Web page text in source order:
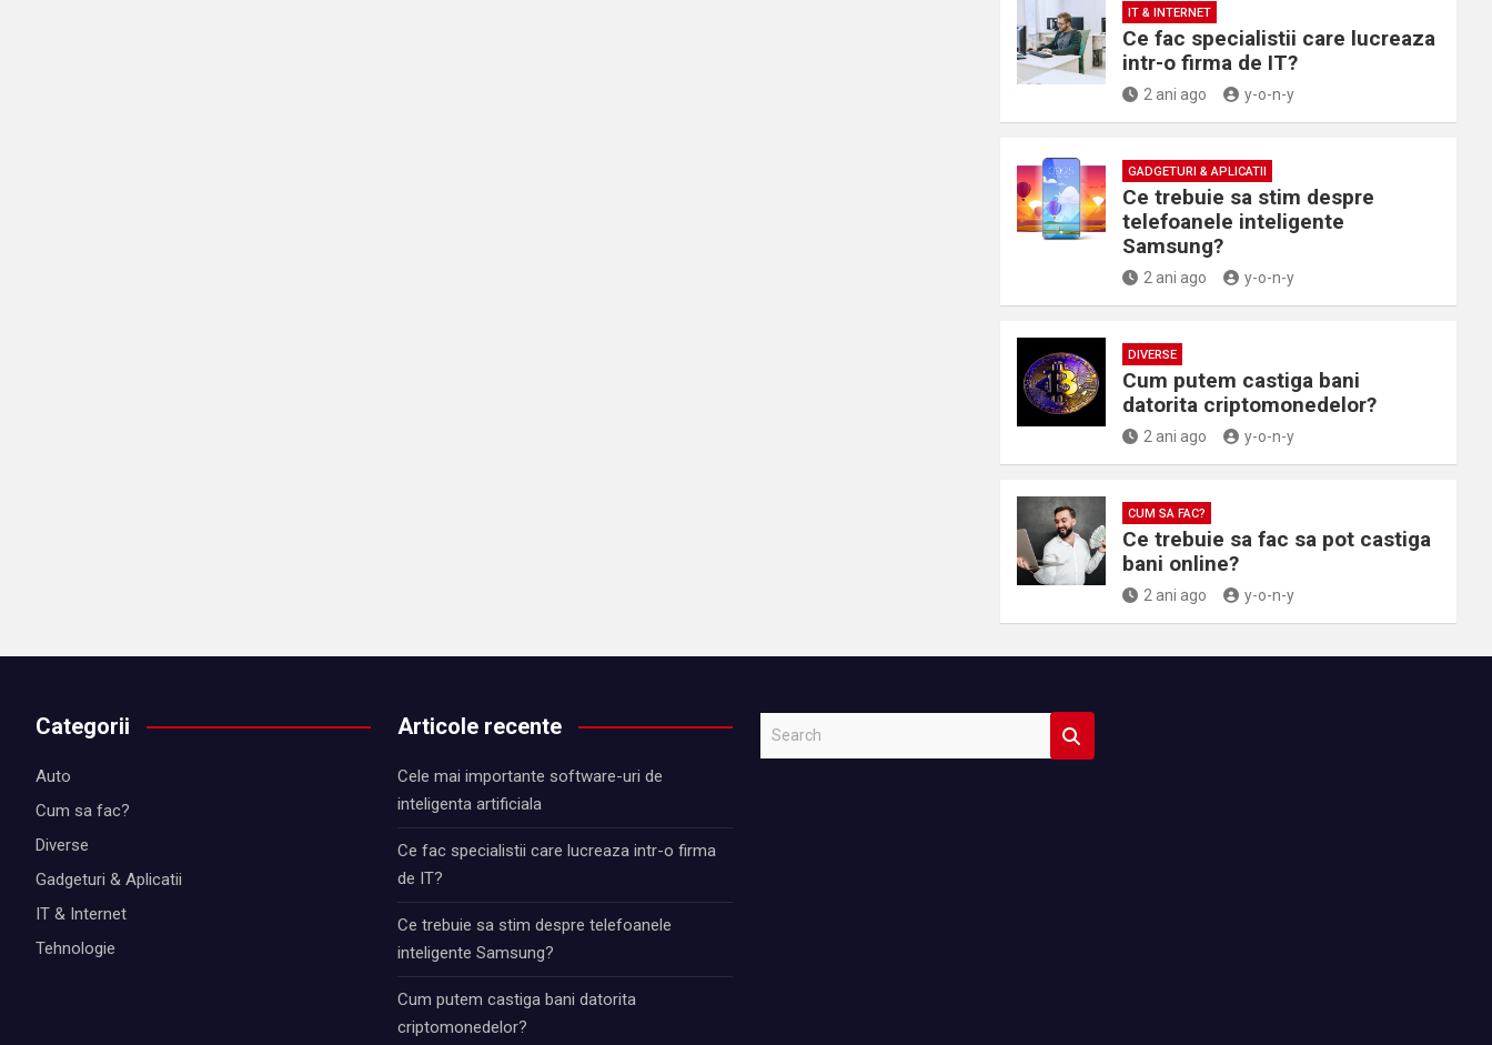
IT & INTERNET
Ce fac specialistii care lucreaza
intr-o firma de IT?
2 ani ago y-o-n-y
GADGETURI & APLICATII
Ce trebuie sa stim despre
telefoanele inteligente
Samsung?
2 ani ago y-o-n-y
DIVERSE
Cum putem castiga bani
datorita criptomonedelor?
2 ani ago y-o-n-y
CUM SA FAC?
Ce trebuie sa fac sa pot castiga
bani online?
2 ani ago y-o-n-y
Categorii
Auto
Cum sa fac?
Diverse
Gadgeturi & Aplicatii
IT & Internet
Tehnologie
Articole recente
Cele mai importante software-uri de
inteligenta artificiala
Ce fac specialistii care lucreaza intr-o firma
de IT?
Ce trebuie sa stim despre telefoanele
inteligente Samsung?
Cum putem castiga bani datorita
criptomonedelor?